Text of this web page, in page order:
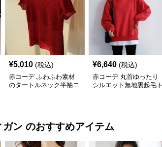
¥5,010 (税込)
赤コーデ ふわふわ素材
のタートルネック半袖ニ
¥6,640 (税込)
赤コーデ 丸首ゆったり
シルエット無地裏起毛ト
ガン のおすすめアイテム